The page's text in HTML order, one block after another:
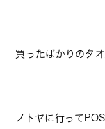
買ったばかりのタ
ノトヤに行って